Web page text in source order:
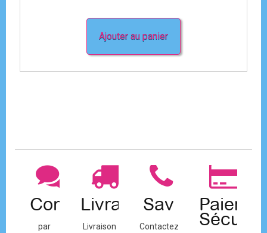
Ajouter au panier
Contact
par
Livraison
Livraison
Sav
Contactez-